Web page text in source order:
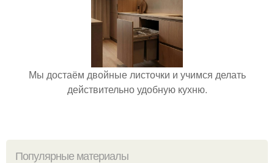
Мы достаём двойные листочки и учимся делать
действительно удобную кухню.
Популярные материалы